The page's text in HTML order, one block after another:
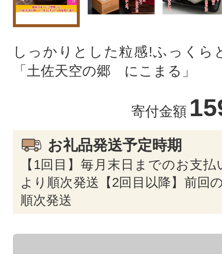
しっかりとした粒感!ふっくら
「土佐天空の郷 にこまる」
寄付金額
お礼品発送予定時期
【1回目】毎月末日までのお支
より順次発送【2回目以降】前回
順次発送